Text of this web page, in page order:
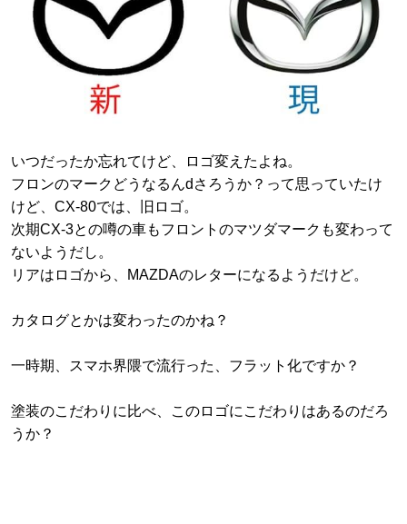
いつだったか忘れてけど、ロゴ変えたよね。
フロンのマークどうなるんdさろうか？って思っていたけ
けど、CX-80では、旧ロゴ。
次期CX-3との噂の車もフロントのマツダマークも変わって
ないようだし。
リアはロゴから、MAZDAのレターになるようだけど。
カタログとかは変わったのかね？
一時期、スマホ界隈で流行った、フラット化ですか？
塗装のこだわりに比べ、このロゴにこだわりはあるのだろ
うか？